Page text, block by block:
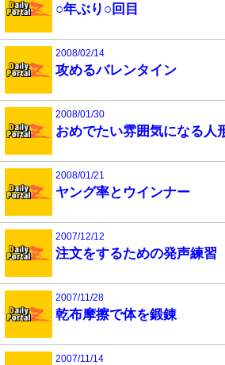
○年ぶり○回目
2008/02/14
攻めるバレンタイン
2008/01/30
おめでたい雰囲気になる人
2008/01/21
ヤング率とウインナー
2007/12/12
注文をするための発声練習
2007/11/28
乾布摩擦で体を鍛錬
2007/11/14